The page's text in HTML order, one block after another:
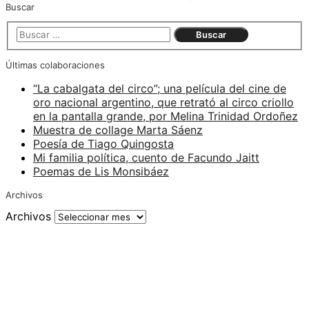
Buscar
Últimas colaboraciones
“La cabalgata del circo”; una película del cine de
oro nacional argentino, que retrató al circo criollo
en la pantalla grande, por Melina Trinidad Ordoñez
Muestra de collage Marta Sáenz
Poesía de Tiago Quingosta
Mi familia política, cuento de Facundo Jaitt
Poemas de Lis Monsibáez
Archivos
Archivos